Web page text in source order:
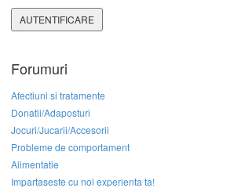
AUTENTIFICARE
Forumuri
Afectiuni si tratamente
Donatii/Adaposturi
Jocuri/Jucarii/Accesorii
Probleme de comportament
Alimentatie
Impartaseste cu noi experienta ta!